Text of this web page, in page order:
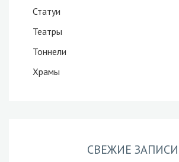
Статуи
Театры
Тоннели
Храмы
СВЕЖИЕ ЗАПИСИ